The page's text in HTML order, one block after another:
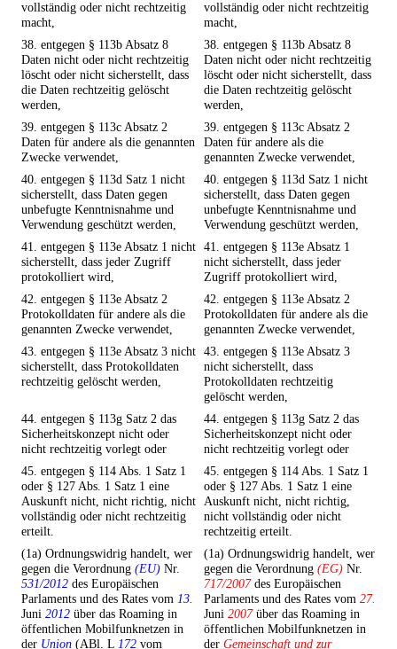
vollständig oder nicht rechtzeitig
macht,
vollständig oder nicht rechtzeitig
macht,
38. entgegen § 113b Absatz 8
Daten nicht oder nicht rechtzeitig
löscht oder nicht sicherstellt, dass
die Daten rechtzeitig gelöscht
werden,
38. entgegen § 113b Absatz 8
Daten nicht oder nicht rechtzeitig
löscht oder nicht sicherstellt, dass
die Daten rechtzeitig gelöscht
werden,
39. entgegen § 113c Absatz 2
Daten für andere als die genannten
Zwecke verwendet,
39. entgegen § 113c Absatz 2
Daten für andere als die
genannten Zwecke verwendet,
40. entgegen § 113d Satz 1 nicht
sicherstellt, dass Daten gegen
unbefugte Kenntnisnahme und
Verwendung geschützt werden,
40. entgegen § 113d Satz 1 nicht
sicherstellt, dass Daten gegen
unbefugte Kenntnisnahme und
Verwendung geschützt werden,
41. entgegen § 113e Absatz 1 nicht
sicherstellt, dass jeder Zugriff
protokolliert wird,
41. entgegen § 113e Absatz 1
nicht sicherstellt, dass jeder
Zugriff protokolliert wird,
42. entgegen § 113e Absatz 2
Protokolldaten für andere als die
genannten Zwecke verwendet,
42. entgegen § 113e Absatz 2
Protokolldaten für andere als die
genannten Zwecke verwendet,
43. entgegen § 113e Absatz 3 nicht
sicherstellt, dass Protokolldaten
rechtzeitig gelöscht werden,
43. entgegen § 113e Absatz 3
nicht sicherstellt, dass
Protokolldaten rechtzeitig
gelöscht werden,
44. entgegen § 113g Satz 2 das
Sicherheitskonzept nicht oder
nicht rechtzeitig vorlegt oder
44. entgegen § 113g Satz 2 das
Sicherheitskonzept nicht oder
nicht rechtzeitig vorlegt oder
45. entgegen § 114 Abs. 1 Satz 1
oder § 127 Abs. 1 Satz 1 eine
Auskunft nicht, nicht richtig, nicht
vollständig oder nicht rechtzeitig
erteilt.
45. entgegen § 114 Abs. 1 Satz 1
oder § 127 Abs. 1 Satz 1 eine
Auskunft nicht, nicht richtig,
nicht vollständig oder nicht
rechtzeitig erteilt.
(1a) Ordnungswidrig handelt, wer
gegen die Verordnung (EU) Nr.
531/2012 des Europäischen
Parlaments und des Rates vom 13.
Juni 2012 über das Roaming in
öffentlichen Mobilfunknetzen in
der Union (ABl. L 172 vom
(1a) Ordnungswidrig handelt, wer
gegen die Verordnung (EG) Nr.
717/2007des Europäischen
Parlaments und des Rates vom 27.
Juni 2007über das Roaming in
öffentlichen Mobilfunknetzen in
der Gemeinschaft und zur